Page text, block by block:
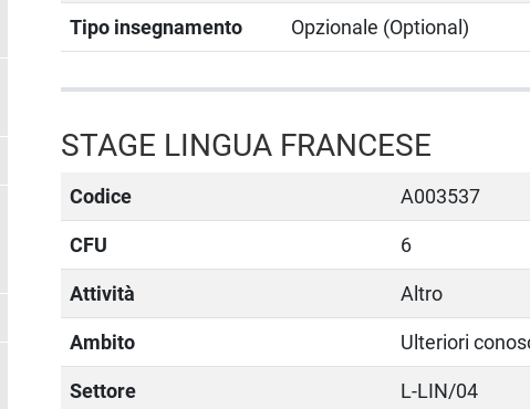
Tipo insegnamento Opzionale (Optional)
STAGE LINGUA FRANCESE
Codice A003537
CFU 6
Attività Altro
Ambito Ulteriori
Settore L-LIN/04